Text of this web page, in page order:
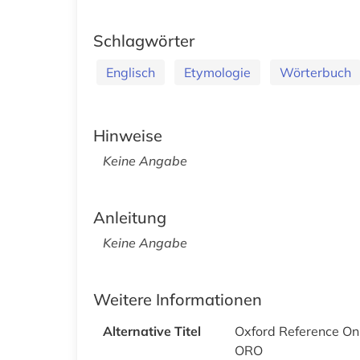
Schlagwörter
Englisch Etymologie Wörterbuch
Hinweise
Keine Angabe
Anleitung
Keine Angabe
Weitere Informationen
Alternative Titel
Oxford Reference
ORO